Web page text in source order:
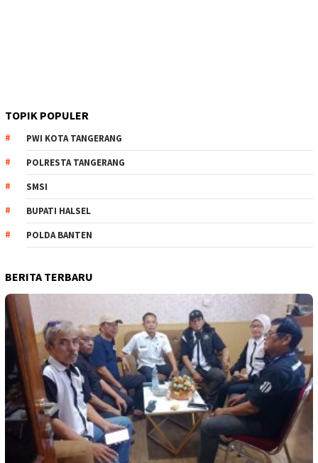
TOPIK POPULER
PWI KOTA TANGERANG
POLRESTA TANGERANG
SMSI
BUPATI HALSEL
POLDA BANTEN
BERITA TERBARU